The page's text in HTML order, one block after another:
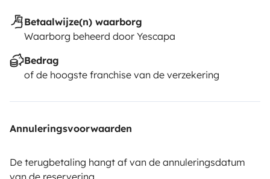
Betaalwijze(n) waarborg
Waarborg beheerd door Yescapa
Bedrag
of de hoogste franchise van de verzekering
Annuleringsvoorwaarden
De terugbetaling hangt af van de annuleringsdatum
van de reservering.